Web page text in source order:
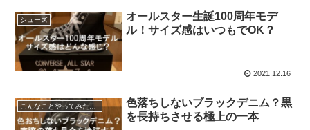
シューズ
オールスター生誕100周年モデ
ル！サイズ感はいつもでOK？
2021.12.16
こんなことやってみた企画
色落ちしないブラックデニム？黒
を長持ちさせる極上の一本